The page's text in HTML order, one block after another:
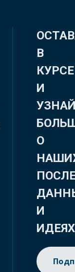
В
КУРСЕ
И
О
И
ИДЕЯХ